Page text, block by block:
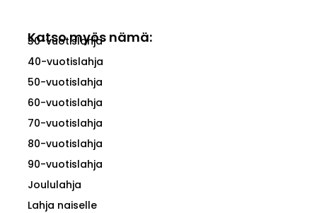
Katso myös nämä:
30-vuotislahja
40-vuotislahja
50-vuotislahja
60-vuotislahja
70-vuotislahja
80-vuotislahja
90-vuotislahja
Joululahja
Lahja naiselle